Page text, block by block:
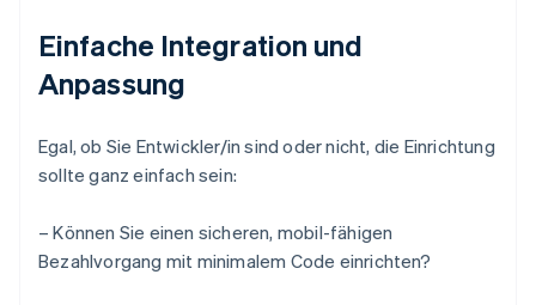
Einfache Integration und
Anpassung
Egal, ob Sie Entwickler/in sind oder nicht, die Einrichtung
sollte ganz einfach sein:
– Können Sie einen sicheren, mobil-fähigen
Bezahlvorgang mit minimalem Code einrichten?